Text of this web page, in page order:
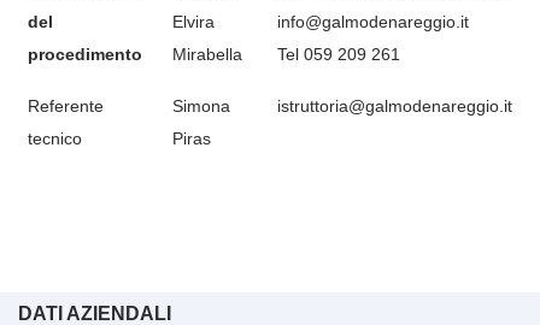
del
procedimento
Elvira
Mirabella
info@galmodenareggio.it
Tel 059 209 261
Referente
tecnico
Simona
Piras
istruttoria@galmodenareggio.it
DATI AZIENDALI